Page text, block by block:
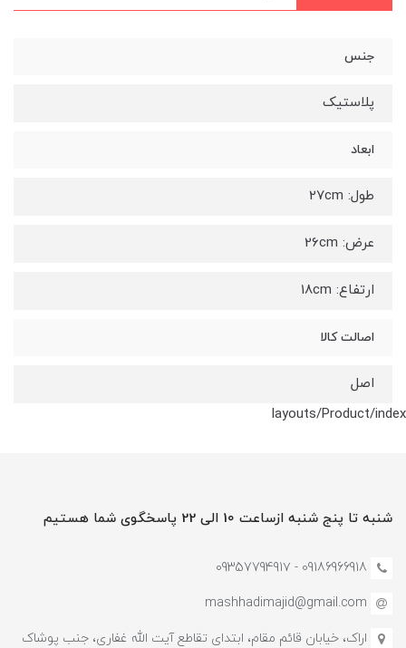
جنس
پلاستیک
ابعاد
طول: 27cm
عرض: 26cm
ارتفاع: 18cm
اصالت کالا
اصل
layouts/Product/index
شنبه تا پنج شنبه ازساعت 10 الی 22 پاسخگوی شما هستیم
09186966918 - 0935779491۷
mashhadimajid@gmail.com
اراک، خیابان قائم مقام، ابتدای تقاطع آیت الله غفاری، جنب پوشاک